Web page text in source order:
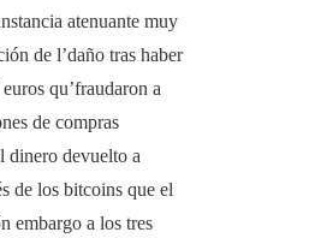
atenuante muy
de l’daño tras haber
qu’fraudaron a
de compras
dinero devuelto a
de los bitcoins que el
embargo a los tres